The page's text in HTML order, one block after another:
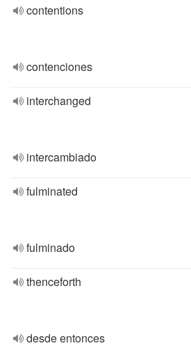
contentions
contenciones
interchanged
intercambiado
fulminated
fulminado
thenceforth
desde entonces